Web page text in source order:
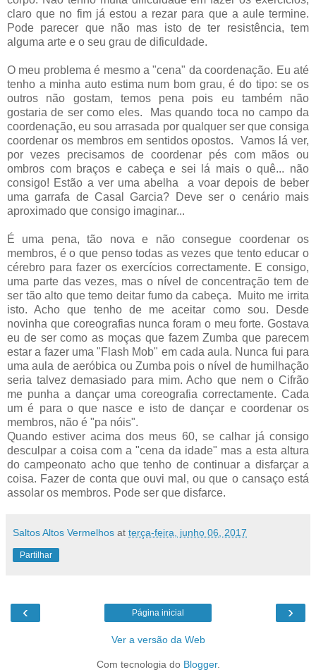
claro que no fim já estou a rezar para que a aule termine.
Pode parecer que não mas isto de ter resistência, tem
alguma arte e o seu grau de dificuldade.
O meu problema é mesmo a "cena" da coordenação. Eu até
tenho a minha auto estima num bom grau, é do tipo: se os
outros não gostam, temos pena pois eu também não
gostaria de ser como eles. Mas quando toca no campo da
coordenação, eu sou arrasada por qualquer ser que consiga
coordenar os membros em sentidos opostos. Vamos lá ver,
por vezes precisamos de coordenar pés com mãos ou
ombros com braços e cabeça e sei lá mais o quê... não
consigo! Estão a ver uma abelha a voar depois de beber
uma garrafa de Casal Garcia? Deve ser o cenário mais
aproximado que consigo imaginar...
É uma pena, tão nova e não consegue coordenar os
membros, é o que penso todas as vezes que tento educar o
cérebro para fazer os exercícios correctamente. E consigo,
uma parte das vezes, mas o nível de concentração tem de
ser tão alto que temo deitar fumo da cabeça. Muito me irrita
isto. Acho que tenho de me aceitar como sou. Desde
novinha que coreografias nunca foram o meu forte. Gostava
eu de ser como as moças que fazem Zumba que parecem
estar a fazer uma "Flash Mob" em cada aula. Nunca fui para
uma aula de aeróbica ou Zumba pois o nível de humilhação
seria talvez demasiado para mim. Acho que nem o Cifrão
me punha a dançar uma coreografia correctamente. Cada
um é para o que nasce e isto de dançar e coordenar os
membros, não é "pa nóis".
Quando estiver acima dos meus 60, se calhar já consigo
desculpar a coisa com a "cena da idade" mas a esta altura
do campeonato acho que tenho de continuar a disfarçar a
coisa. Fazer de conta que ouvi mal, ou que o cansaço está
assolar os membros. Pode ser que disfarce.
Saltos Altos Vermelhos at terça-feira, junho 06, 2017
Partilhar
‹ ›
Página inicial
Ver a versão da Web
Com tecnologia do Blogger.